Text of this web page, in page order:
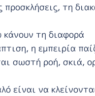
προσκλήσεις, τη
κάνουν τη διαφορά
η εμπειρία
σωστή ροή, σκιά,
είναι να